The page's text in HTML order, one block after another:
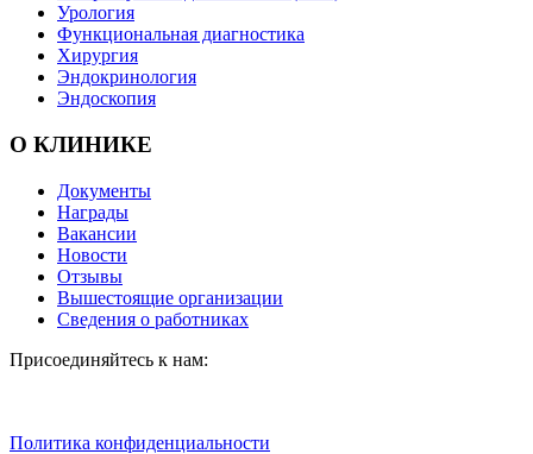
Урология
Функциональная диагностика
Хирургия
Эндокринология
Эндоскопия
О КЛИНИКЕ
Документы
Награды
Вакансии
Новости
Отзывы
Вышестоящие организации
Сведения о работниках
Присоединяйтесь к нам:
Политика конфиденциальности